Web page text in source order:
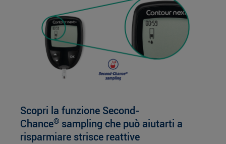
Scopri la funzione Second-
Chance® sampling che può aiutarti a
risparmiare strisce reattive